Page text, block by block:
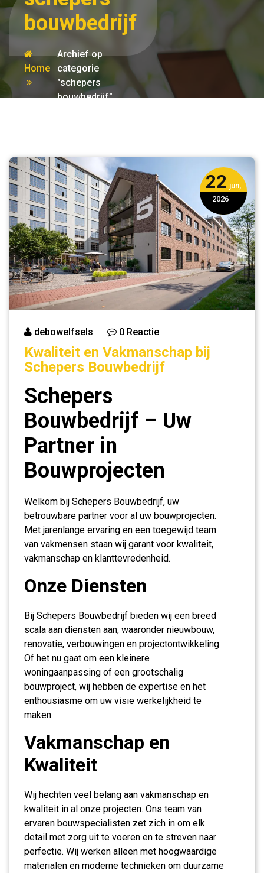
bouwbedrijf
Home
Archief op
categorie
"schepers
bouwbedrijf"
22 jun,
2026
debowelfsels 0 Reactie
Kwaliteit en Vakmanschap bij
Schepers Bouwbedrijf
Schepers
Bouwbedrijf – Uw
Partner in
Bouwprojecten
Welkom bij Schepers Bouwbedrijf, uw
betrouwbare partner voor al uw bouwprojecten.
Met jarenlange ervaring en een toegewijd team
van vakmensen staan wij garant voor kwaliteit,
vakmanschap en klanttevredenheid.
Onze Diensten
Bij Schepers Bouwbedrijf bieden wij een breed
scala aan diensten aan, waaronder nieuwbouw,
renovatie, verbouwingen en projectontwikkeling.
Of het nu gaat om een kleinere
woningaanpassing of een grootschalig
bouwproject, wij hebben de expertise en het
enthousiasme om uw visie werkelijkheid te
maken.
Vakmanschap en
Kwaliteit
Wij hechten veel belang aan vakmanschap en
kwaliteit in al onze projecten. Ons team van
ervaren bouwspecialisten zet zich in om elk
detail met zorg uit te voeren en te streven naar
perfectie. Wij werken alleen met hoogwaardige
materialen en moderne technieken om duurzame